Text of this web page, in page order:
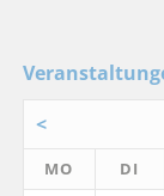
<
MO DI